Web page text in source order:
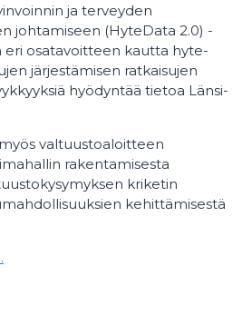
ja terveyden
johtamiseen (HyteData 2.0) -
eri osatavoitteen kautta hyte-
järjestämisen ratkaisujen
hyödyntää tietoa Länsi-
valtuustoaloitteen
rakentamisesta
kriketin
kehittämisestä